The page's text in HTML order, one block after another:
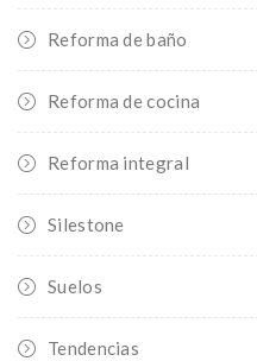
Reforma de baño
Reforma de cocina
Reforma integral
Silestone
Suelos
Tendencias